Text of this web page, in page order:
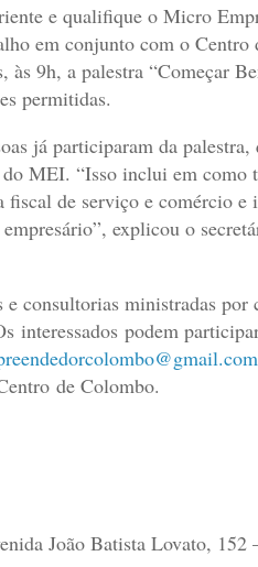
e qualifique o Micro
em conjunto com o
9h, a palestra “Começar
permitidas.
já participaram da palestra,
MEI. “Isso inclui em como
de serviço e comércio e
explicou o
consultorias ministradas por
interessados podem
de Colombo.
João Batista Lovato, 152